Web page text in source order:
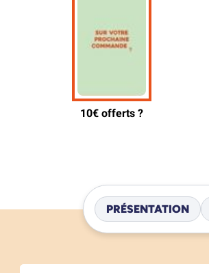
PRÉSENTATION